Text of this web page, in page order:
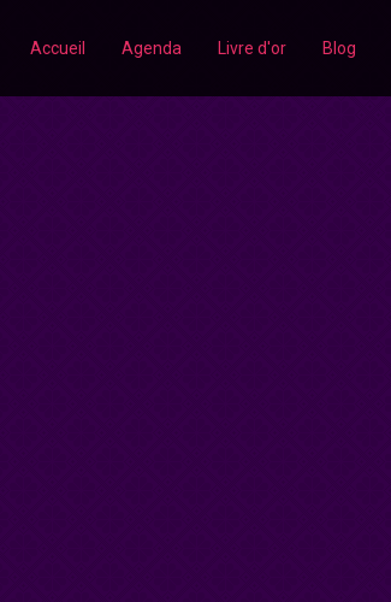
Accueil Agenda Livre d'or Blog